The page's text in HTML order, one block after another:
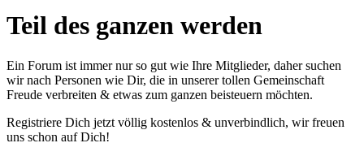
Teil des ganzen werden
Ein Forum ist immer nur so gut wie Ihre Mitglieder, daher suchen
wir nach Personen wie Dir, die in unserer tollen Gemeinschaft
Freude verbreiten & etwas zum ganzen beisteuern möchten.
Registriere Dich jetzt völlig kostenlos & unverbindlich, wir freuen
uns schon auf Dich!